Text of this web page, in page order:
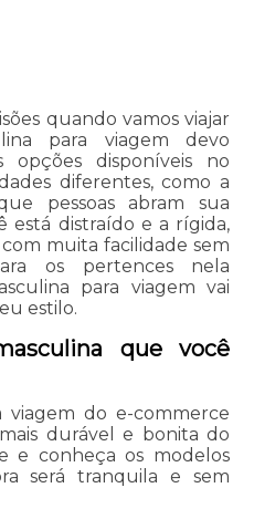
quando vamos viajar
para viagem devo
opções disponíveis no
diferentes, como a
pessoas abram sua
está distraído e a rígida,
muita facilidade sem
os pertences nela
para viagem vai
estilo.
que você
viagem do e-commerce
durável e bonita do
e conheça os modelos
será tranquila e sem